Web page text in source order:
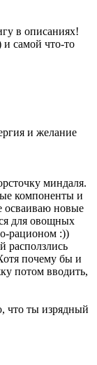
в описаниях!
и самой что-то
и желание
миндаля.
компоненты и
осваиваю новые
для овощных
рационом :))
расползлись
почему бы и
потом вводить,
что ты изрядный